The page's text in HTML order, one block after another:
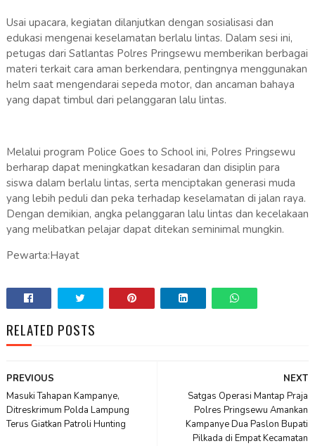
Usai upacara, kegiatan dilanjutkan dengan sosialisasi dan
edukasi mengenai keselamatan berlalu lintas. Dalam sesi ini,
petugas dari Satlantas Polres Pringsewu memberikan berbagai
materi terkait cara aman berkendara, pentingnya menggunakan
helm saat mengendarai sepeda motor, dan ancaman bahaya
yang dapat timbul dari pelanggaran lalu lintas.
Melalui program Police Goes to School ini, Polres Pringsewu
berharap dapat meningkatkan kesadaran dan disiplin para
siswa dalam berlalu lintas, serta menciptakan generasi muda
yang lebih peduli dan peka terhadap keselamatan di jalan raya.
Dengan demikian, angka pelanggaran lalu lintas dan kecelakaan
yang melibatkan pelajar dapat ditekan seminimal mungkin.
Pewarta:Hayat
RELATED POSTS
NEXT
Satgas Operasi Mantap Praja
Polres Pringsewu Amankan
Kampanye Dua Paslon Bupati
Pilkada di Empat Kecamatan
PREVIOUS
Masuki Tahapan Kampanye,
Ditreskrimum Polda Lampung
Terus Giatkan Patroli Hunting